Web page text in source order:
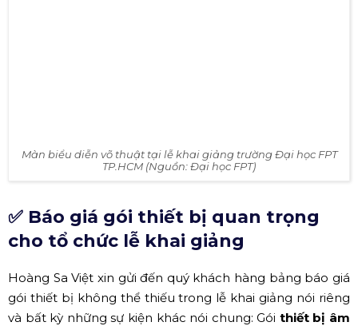
Màn biểu diễn võ thuật tại lễ khai giảng trường Đại học FPT
TP.HCM (Nguồn: Đại học FPT)
✅ Báo giá gói thiết bị quan trọng
cho tổ chức lễ khai giảng
Hoàng Sa Việt xin gửi đến quý khách hàng bảng báo giá
gói thiết bị không thể thiếu trong lễ khai giảng nói riêng
và bất kỳ những sự kiện khác nói chung: Gói thiết bị âm